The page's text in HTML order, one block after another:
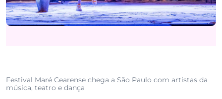
Festival Maré Cearense chega a São Paulo com artistas da
música, teatro e dança